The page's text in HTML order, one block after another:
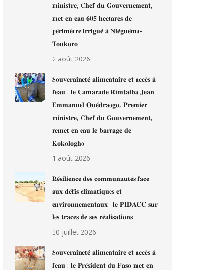
𝐦𝐢𝐧𝐢𝐬𝐭𝐫𝐞, 𝐂𝐡𝐞𝐟 𝐝𝐮 𝐆𝐨𝐮𝐯𝐞𝐫𝐧𝐞𝐦𝐞𝐧𝐭,
𝐦𝐞𝐭 𝐞𝐧 𝐞𝐚𝐮 𝟔𝟎𝟓 𝐡𝐞𝐜𝐭𝐚𝐫𝐞𝐬 𝐝𝐞
𝐩𝐞́𝐫𝐢𝐦𝐞̀𝐭𝐫𝐞 𝐢𝐫𝐫𝐢𝐠𝐮𝐞́ 𝐚̀ 𝐍𝐢𝐞́𝐠𝐮𝐞́𝐦𝐚-
𝐓𝐨𝐮𝐤𝐨𝐫𝐨
2 août 2026
𝐒𝐨𝐮𝐯𝐞𝐫𝐚𝐢𝐧𝐞𝐭𝐞́ 𝐚𝐥𝐢𝐦𝐞𝐧𝐭𝐚𝐢𝐫𝐞 𝐞𝐭 𝐚𝐜𝐜𝐞̀𝐬 𝐚̀
𝐥’𝐞𝐚𝐮 : 𝐥𝐞 𝐂𝐚𝐦𝐚𝐫𝐚𝐝𝐞 𝐑𝐢𝐦𝐭𝐚𝐥𝐛𝐚 𝐉𝐞𝐚𝐧
𝐄𝐦𝐦𝐚𝐧𝐮𝐞𝐥 𝐎𝐮𝐞́𝐝𝐫𝐚𝐨𝐠𝐨, 𝐏𝐫𝐞𝐦𝐢𝐞𝐫
𝐦𝐢𝐧𝐢𝐬𝐭𝐫𝐞, 𝐂𝐡𝐞𝐟 𝐝𝐮 𝐆𝐨𝐮𝐯𝐞𝐫𝐧𝐞𝐦𝐞𝐧𝐭,
𝐫𝐞𝐦𝐞𝐭 𝐞𝐧 𝐞𝐚𝐮 𝐥𝐞 𝐛𝐚𝐫𝐫𝐚𝐠𝐞 𝐝𝐞
𝐊𝐨𝐤𝐨𝐥𝐨𝐠𝐡𝐨
1 août 2026
𝐑𝐞́𝐬𝐢𝐥𝐢𝐞𝐧𝐜𝐞 𝐝𝐞𝐬 𝐜𝐨𝐦𝐦𝐮𝐧𝐚𝐮𝐭𝐞́𝐬 𝐟𝐚𝐜𝐞
𝐚𝐮𝐱 𝐝𝐞́𝐟𝐢𝐬 𝐜𝐥𝐢𝐦𝐚𝐭𝐢𝐪𝐮𝐞𝐬 𝐞𝐭
𝐞𝐧𝐯𝐢𝐫𝐨𝐧𝐧𝐞𝐦𝐞𝐧𝐭𝐚𝐮𝐱 : 𝐥𝐞 𝐏𝐈𝐃𝐀𝐂𝐂 𝐬𝐮𝐫
𝐥𝐞𝐬 𝐭𝐫𝐚𝐜𝐞𝐬 𝐝𝐞 𝐬𝐞𝐬 𝐫𝐞́𝐚𝐥𝐢𝐬𝐚𝐭𝐢𝐨𝐧𝐬
30 juillet 2026
𝐒𝐨𝐮𝐯𝐞𝐫𝐚𝐢𝐧𝐞𝐭𝐞́ 𝐚𝐥𝐢𝐦𝐞𝐧𝐭𝐚𝐢𝐫𝐞 𝐞𝐭 𝐚𝐜𝐜𝐞̀𝐬 𝐚̀
𝐥’𝐞𝐚𝐮 : 𝐥𝐞 𝐏𝐫𝐞́𝐬𝐢𝐝𝐞𝐧𝐭 𝐝𝐮 𝐅𝐚𝐬𝐨 𝐦𝐞𝐭 𝐞𝐧